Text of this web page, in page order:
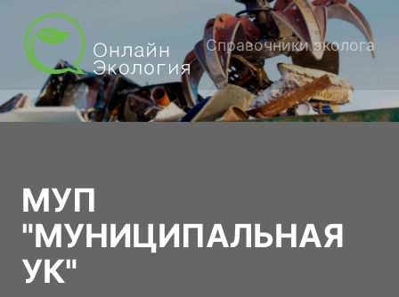
Справочники эколога
МУП
"МУНИЦИПАЛЬНАЯ
УК"